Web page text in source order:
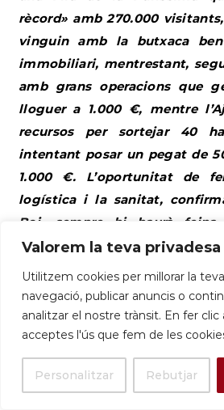
Valorem la teva privadesa
Utilitzem cookies per millorar la
navegació, publicar anuncis o
analitzar el nostre trànsit. En fer
acceptes l'ús que fem de les
Personalitzar Rebutjar
rècord» amb 270.000
vinguin amb la butxaca
immobiliari, mentrestant,
amb grans operacions que
lloguer a 1.000 €, mentre
recursos per sortejar 40
intentant posar un pegat de
1.000 €. L’oportunitat de
logística i la sanitat,
Boi, sempre hi haurà feina
comandes o cuidar de l’àvia.
Informe Tècnic:
l’Ocupació de la
durant la segona meitat de
reflecteix una combinació